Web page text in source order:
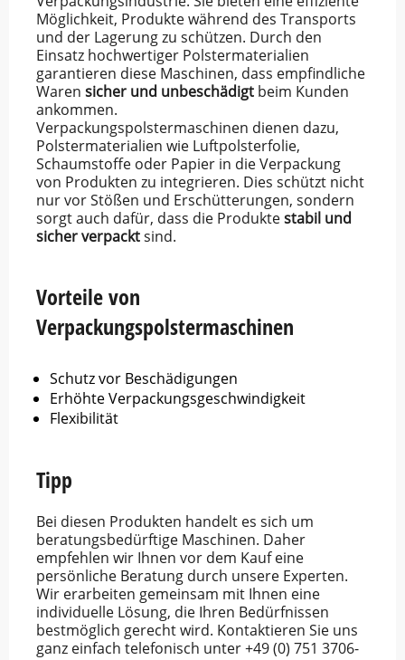
Möglichkeit, Produkte während des Transports
und der Lagerung zu schützen. Durch den
Einsatz hochwertiger Polstermaterialien
garantieren diese Maschinen, dass empfindliche
Waren sicher und unbeschädigt beim Kunden
ankommen.
Verpackungspolstermaschinen dienen dazu,
Polstermaterialien wie Luftpolsterfolie,
Schaumstoffe oder Papier in die Verpackung
von Produkten zu integrieren. Dies schützt nicht
nur vor Stößen und Erschütterungen, sondern
sorgt auch dafür, dass die Produktestabil und
sicher verpacktsind.
Vorteile von
Verpackungspolstermaschinen
Schutz vor Beschädigungen
Erhöhte Verpackungsgeschwindigkeit
Flexibilität
Tipp
Bei diesen Produkten handelt es sich um
beratungsbedürftige Maschinen. Daher
empfehlen wir Ihnen vor dem Kauf eine
persönliche Beratung durch unsere Experten.
Wir erarbeiten gemeinsam mit Ihnen eine
individuelle Lösung, die Ihren Bedürfnissen
bestmöglich gerecht wird. Kontaktieren Sie uns
ganz einfach telefonisch unter +49 (0) 751 3706-